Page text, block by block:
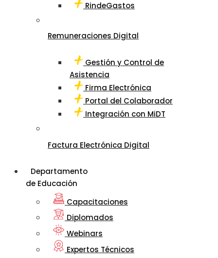
RindeGastos
Remuneraciones Digital
Gestión y Control de
Asistencia
Firma Electrónica
Portal del Colaborador
Integración con MiDT
Factura Electrónica Digital
Departamento
de Educación
Capacitaciones
Diplomados
Webinars
Expertos Técnicos